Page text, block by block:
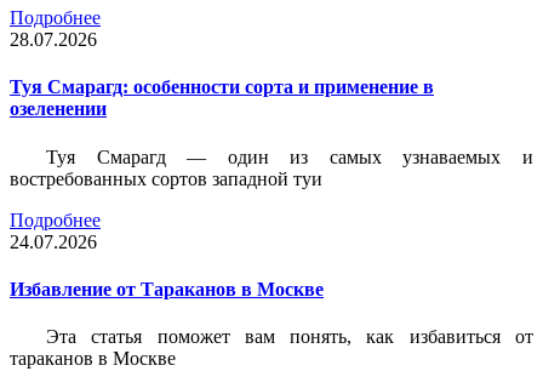
Подробнее
28.07.2026
Туя Смарагд: особенности сорта и применение в
озеленении
Туя Смарагд — один из самых узнаваемых и
востребованных сортов западной туи
Подробнее
24.07.2026
Избавление от Тараканов в Москве
Эта статья поможет вам понять, как избавиться от
тараканов в Москве